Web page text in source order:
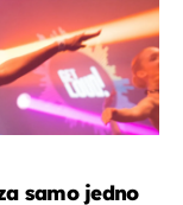
samo jedno